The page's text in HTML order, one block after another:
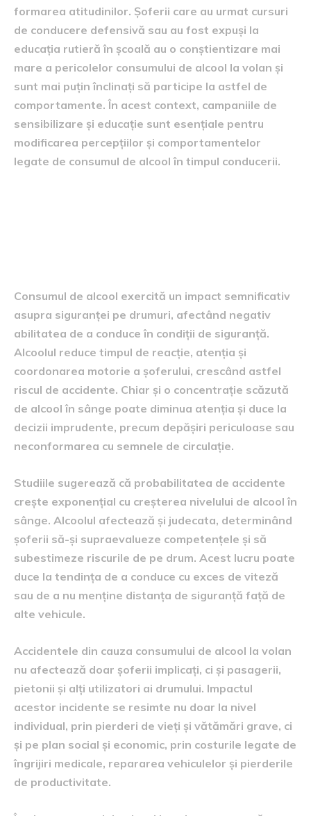
formarea atitudinilor. Șoferii care au urmat cursuri
de conducere defensivă sau au fost expuși la
educația rutieră în școală au o conștientizare mai
mare a pericolelor consumului de alcool la volan și
sunt mai puțin înclinați să participe la astfel de
comportamente. În acest context, campaniile de
sensibilizare și educație sunt esențiale pentru
modificarea percepțiilor și comportamentelor
legate de consumul de alcool în timpul conducerii.
Consumul de alcool exercită un impact semnificativ
asupra siguranței pe drumuri, afectând negativ
abilitatea de a conduce în condiții de siguranță.
Alcoolul reduce timpul de reacție, atenția și
coordonarea motorie a șoferului, crescând astfel
riscul de accidente. Chiar și o concentrație scăzută
de alcool în sânge poate diminua atenția și duce la
decizii imprudente, precum depășiri periculoase sau
neconformarea cu semnele de circulație.
Studiile sugerează că probabilitatea de accidente
crește exponențial cu creșterea nivelului de alcool în
sânge. Alcoolul afectează și judecata, determinând
șoferii să-și supraevalueze competențele și să
subestimeze riscurile de pe drum. Acest lucru poate
duce la tendința de a conduce cu exces de viteză
sau de a nu menține distanța de siguranță față de
alte vehicule.
Accidentele din cauza consumului de alcool la volan
nu afectează doar șoferii implicați, ci și pasagerii,
pietonii și alți utilizatori ai drumului. Impactul
acestor incidente se resimte nu doar la nivel
individual, prin pierderi de vieți și vătămări grave, ci
și pe plan social și economic, prin costurile legate de
îngrijiri medicale, repararea vehiculelor și pierderile
de productivitate.